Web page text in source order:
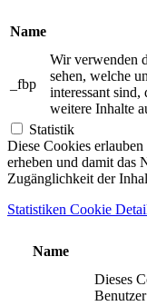
Name
_fbp
Wir verwenden
sehen, welche
interessant
weitere Inhalte
Statistik
Diese Cookies
erheben und damit das
Zugänglichkeit der
Statistiken Cookie
Name
Dieses